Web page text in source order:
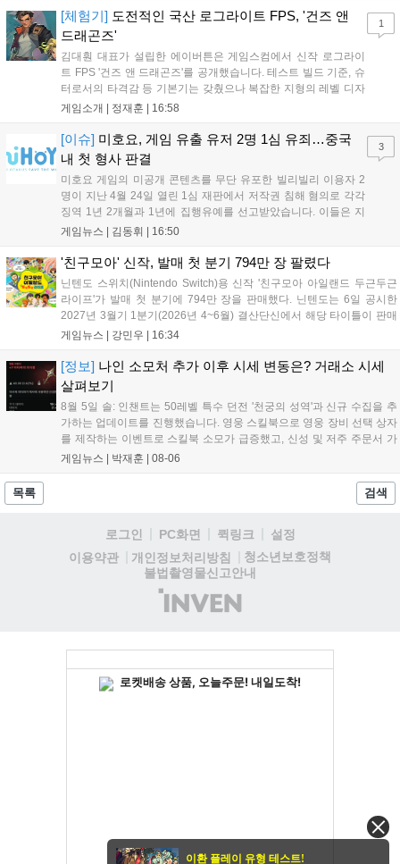
활한다. 모...
[체험기] 도전적인 국산 로그라이트 FPS, '건즈 앤
드래곤즈'
김대훤 대표가 설립한 에이버튼은 게임스컴에서 신작 로그라이
트 FPS '건즈 앤 드래곤즈'를 공개했습니다. 테스트 빌드 기준, 슈
터로서의 타격감 등 기본기는 갖췄으나 복잡한 지형의 레벨 디자
인은 개선이 필요해 보입니다. 또한, 성장 트랙의 과도한 분절과
요구됩니다. 개발사는 향후 캐릭터 추가 등을 통해 게임성을 다듬
어 경쟁력을 확보할 계획입니다....
게임소개 | 정재훈 | 16:58
1
[이슈] 미호요, 게임 유출 유저 2명 1심 유죄…중국
내 첫 형사 판결
미호요 게임의 미공개 콘텐츠를 무단 유포한 빌리빌리 이용자 2
명이 지난 4월 24일 열린 1심 재판에서 저작권 침해 혐의로 각각
징역 1년 2개월과 1년에 집행유예를 선고받았습니다. 이들은 지
난해 7월부터 원신 등 주요 게임의 영상을 유포해 60만 회 이상의
이후 중국 내 첫 형사사건임을 강조하며 향후 무단 유출에 강경
게임뉴스 | 김동휘 | 16:50
3
'친구모아' 신작, 발매 첫 분기 794만 장 팔렸다
닌텐도 스위치(Nintendo Switch)용 신작 '친구모아 아일랜드 두근두근
라이프'가 발매 첫 분기에 794만 장을 판매했다. 닌텐도는 6일 공시한
2027년 3월기 1분기(2026년 4~6월) 결산단신에서 해당 타이틀이 판매
를 크게 늘렸다고 밝혔다. 4월 16일 발매된 이 작품은 약 2개월 반 만에
게임뉴스 | 강민우 | 16:34
[정보] 나인 소모처 추가 이후 시세 변동은? 거래소 시세
살펴보기
8월 5일 솔: 인챈트는 50레벨 특수 던전 '천궁의 성역'과 신규 수집을 추
가하는 업데이트를 진행했습니다. 영웅 스킬북으로 영웅 장비 선택 상자
를 제작하는 이벤트로 스킬북 소모가 급증했고, 신성 및 저주 주문서 가
격은 소폭 상승했습니다. 나인 코어 시세는 보합세를 유지 중이며, 신의
수요는 늘었으나 일반 재료는 현상을 유지하고 있으며, 영웅 등급 장비
게임뉴스 | 박재훈 | 08-06
목록 검색
로그인 PC화면 퀵링크
설정
이용약관
개인정보처리방침
청소년보호정책
불법촬영물신고안내
(주)
인
이환 플레이 유형 테스트!